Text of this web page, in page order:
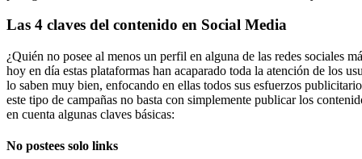
Las 4 claves del contenido en Social Media
¿Quién no posee al menos un perfil en alguna de las redes sociales
hoy en día estas plataformas han acaparado toda la atención de los
lo saben muy bien, enfocando en ellas todos sus esfuerzos
este tipo de campañas no basta con simplemente publicar los
en cuenta algunas claves básicas:
No postees solo links